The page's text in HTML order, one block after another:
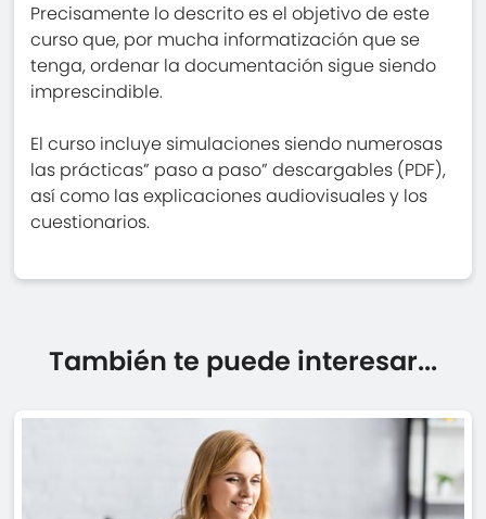
Precisamente lo descrito es el objetivo de este
curso que, por mucha informatización que se
tenga, ordenar la documentación sigue siendo
imprescindible.
El curso incluye simulaciones siendo numerosas
las prácticas” paso a paso” descargables (PDF),
así como las explicaciones audiovisuales y los
cuestionarios.
También te puede interesar...